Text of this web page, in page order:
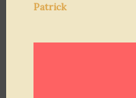
Patrick